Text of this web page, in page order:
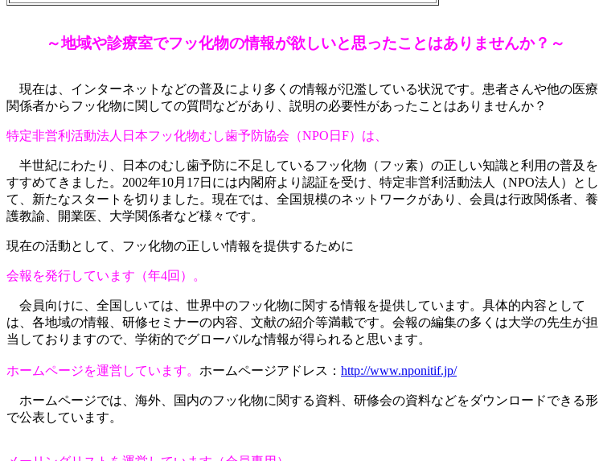
～地域や診療室でフッ化物の情報が欲しいと思ったことはありませんか？～
現在は、インターネットなどの普及により多くの情報が氾濫している状況です。患者さんや他の医療
関係者からフッ化物に関しての質問などがあり、説明の必要性があったことはありませんか？
特定非営利活動法人日本フッ化物むし歯予防協会（NPO日F）は、
半世紀にわたり、日本のむし歯予防に不足しているフッ化物（フッ素）の正しい知識と利用の普及を
すすめてきました。 2002年10月 17日には内閣府より認証を受け、特定非営利活動法人（NPO法人）とし
て、新たなスタートを切りました。 現在では、全国規模のネットワークがあり、会員は行政関係者、養
護教諭、開業医、大学関係者など様々です。
現在の活動として、フッ化物の正しい情報を提供するために
会報を発行しています（年4回）。
会員向けに、全国しいては、世界中のフッ化物に関する情報を提供しています。具体的内容として
は、各地域の情報、研修セミナーの内容、文献の紹介等満載です。会報の編集の多くは大学の先生が担
当しておりますので、学術的でグローバルな情報が得られると思います。
ホームページを運営しています。 ホームページアドレス： http://www.nponitif.jp/
ホームページでは、海外、国内のフッ化物に関する資料、研修会の資料などをダウンロードできる形
で公表しています。